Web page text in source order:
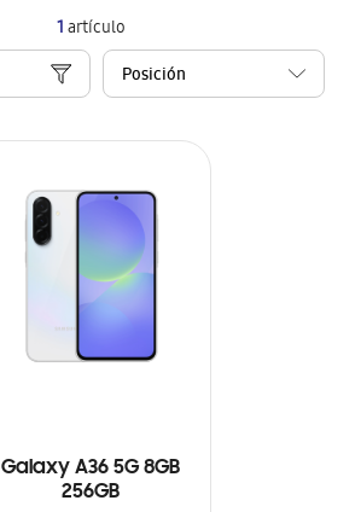
1artículo
Galaxy A36 5G 8GB
256GB